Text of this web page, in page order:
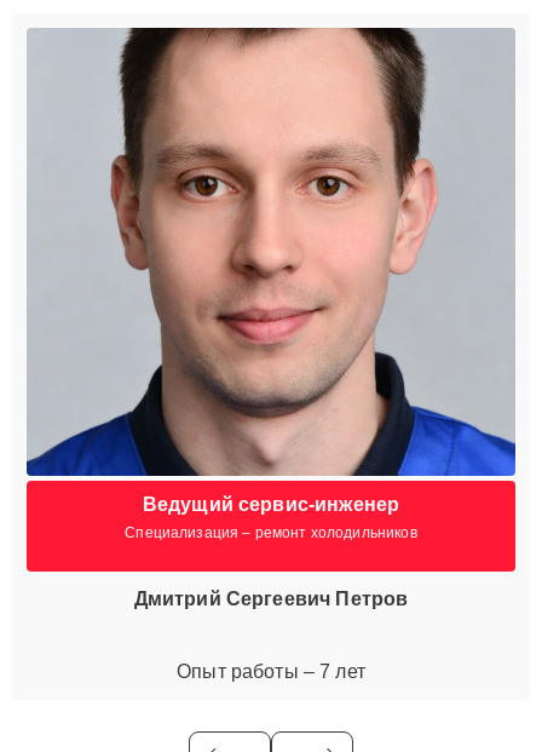
Ведущий сервис-инженер
Специализация – ремонт холодильников
Дмитрий Сергеевич Петров
Опыт работы – 7 лет